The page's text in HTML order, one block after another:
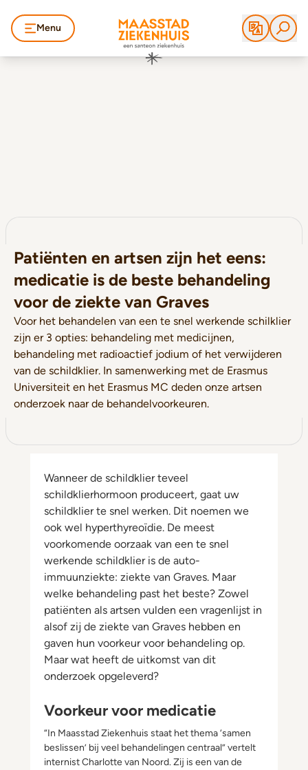
Menu
Patiënten en artsen zijn het eens:
medicatie is de beste behandeling
voor de ziekte van Graves
Voor het behandelen van een te snel werkende schilklier
zijn er 3 opties: behandeling met medicijnen,
behandeling met radioactief jodium of het verwijderen
van de schildklier. In samenwerking met de Erasmus
Universiteit en het Erasmus MC deden onze artsen
onderzoek naar de behandelvoorkeuren.
Wanneer de schildklier teveel
schildklierhormoon produceert, gaat uw
schildklier te snel werken. Dit noemen we
ook wel hyperthyreoïdie. De meest
voorkomende oorzaak van een te snel
werkende schildklier is de auto-
immuunziekte: ziekte van Graves. Maar
welke behandeling past het beste? Zowel
patiënten als artsen vulden een vragenlijst in
alsof zij de ziekte van Graves hebben en
gaven hun voorkeur voor behandeling op.
Maar wat heeft de uitkomst van dit
onderzoek opgeleverd?
Voorkeur voor medicatie
“In Maasstad Ziekenhuis staat het thema ‘samen
beslissen’ bij veel behandelingen centraal” vertelt
internist Charlotte van Noord. Zij is een van de